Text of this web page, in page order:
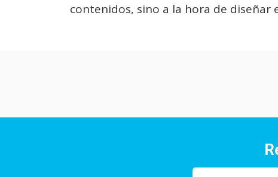
contenidos, sino a la hora de diseñar